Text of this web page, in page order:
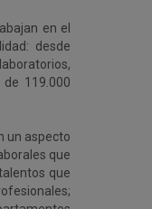
en el
desde
119.000
un aspecto
que
que